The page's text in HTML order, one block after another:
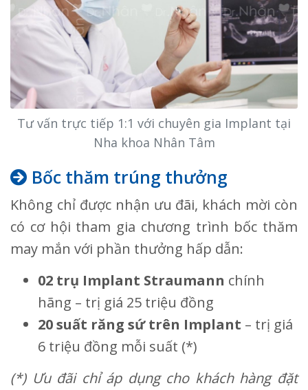
Tư vấn trực tiếp 1:1 với chuyên gia Implant tại
Nha khoa Nhân Tâm
Bốc thăm trúng thưởng
Không chỉ được nhận ưu đãi, khách mời còn
có cơ hội tham gia chương trình bốc thăm
may mắn với phần thưởng hấp dẫn:
02 trụ Implant Straumann chính
hãng – trị giá 25 triệu đồng
20 suất răng sứ trên Implant – trị giá
6 triệu đồng mỗi suất (*)
(*) Ưu đãi chỉ áp dụng cho khách hàng đặt